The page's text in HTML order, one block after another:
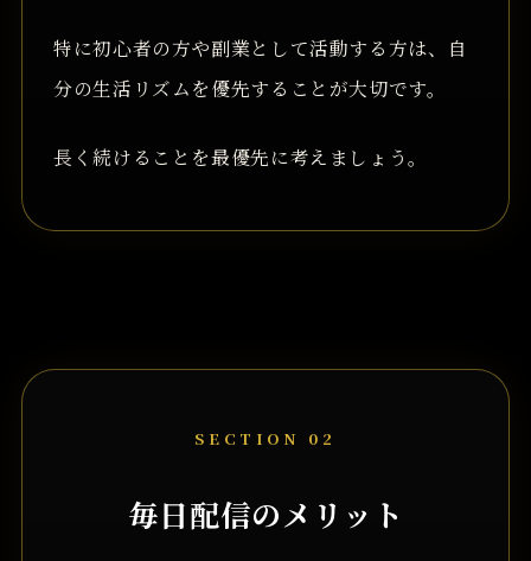
特に初心者の方や副業として活動する方は、自
分の生活リズムを優先することが大切です。
長く続けることを最優先に考えましょう。
SECTION 02
毎日配信のメリット